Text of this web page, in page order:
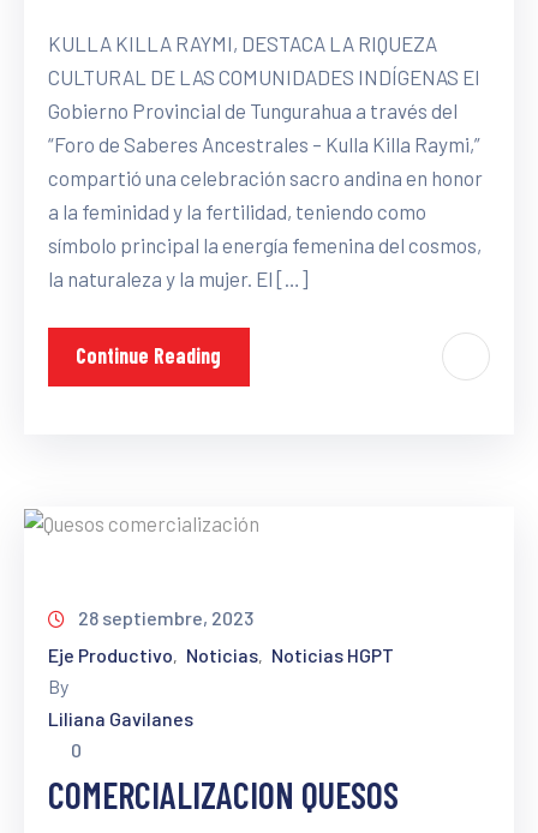
KULLA KILLA RAYMI, DESTACA LA RIQUEZA
CULTURAL DE LAS COMUNIDADES INDÍGENAS El
Gobierno Provincial de Tungurahua a través del
“Foro de Saberes Ancestrales – Kulla Killa Raymi,”
compartió una celebración sacro andina en honor
a la feminidad y la fertilidad, teniendo como
símbolo principal la energía femenina del cosmos,
la naturaleza y la mujer. El […]
Continue Reading
28 septiembre, 2023
Eje Productivo‚ Noticias‚ Noticias HGPT
By
Liliana Gavilanes
0
COMERCIALIZACION QUESOS